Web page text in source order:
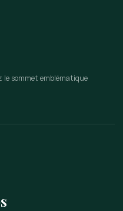
le sommet emblématique